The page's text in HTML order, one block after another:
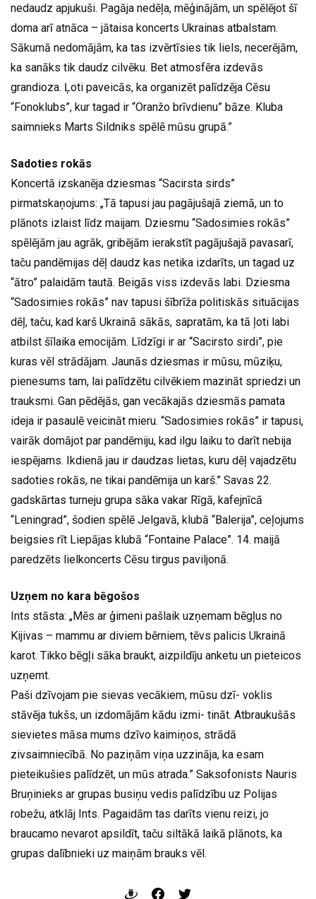
nedaudz apjukuši. Pagāja nedēļa, mēģinājām, un spēlējot šī
doma arī atnāca – jātaisa koncerts Ukrainas atbalstam.
Sākumā nedomājām, ka tas izvērtīsies tik liels, necerējām,
ka sanāks tik daudz cilvēku. Bet atmosfēra izdevās
grandioza. Ļoti paveicās, ka organizēt palīdzēja Cēsu
“Fonoklubs”, kur tagad ir “Oranžo brīvdienu” bāze. Kluba
saimnieks Marts Sildniks spēlē mūsu grupā.”
Sadoties rokās
Koncertā izskanēja dziesmas “Sacirsta sirds”
pirmatskaņojums: „Tā tapusi jau pagājušajā ziemā, un to
plānots izlaist līdz maijam. Dziesmu “Sadosimies rokās”
spēlējām jau agrāk, gribējām ierakstīt pagājušajā pavasarī,
taču pandēmijas dēļ daudz kas netika izdarīts, un tagad uz
“ātro” palaidām tautā. Beigās viss izdevās labi. Dziesma
“Sadosimies rokās” nav tapusi šībrīža politiskās situācijas
dēļ, taču, kad karš Ukrainā sākās, sapratām, ka tā ļoti labi
atbilst šīlaika emocijām. Līdzīgi ir ar “Sacirsto sirdi”, pie
kuras vēl strādājam. Jaunās dziesmas ir mūsu, mūziķu,
pienesums tam, lai palīdzētu cilvēkiem mazināt spriedzi un
trauksmi. Gan pēdējās, gan vecākajās dziesmās pamata
ideja ir pasaulē veicināt mieru. “Sadosimies rokās” ir tapusi,
vairāk domājot par pandēmiju, kad ilgu laiku to darīt nebija
iespējams. Ikdienā jau ir daudzas lietas, kuru dēļ vajadzētu
sadoties rokās, ne tikai pandēmija un karš.” Savas 22.
gadskārtas turneju grupa sāka vakar Rīgā, kafejnīcā
“Leningrad”, šodien spēlē Jelgavā, klubā “Balerija”, ceļojums
beigsies rīt Liepājas klubā “Fontaine Palace”. 14. maijā
paredzēts lielkoncerts Cēsu tirgus paviljonā.
Uzņem no kara bēgošos
Ints stāsta: „Mēs ar ģimeni pašlaik uzņemam bēgļus no
Kijivas – mammu ar diviem bērniem, tēvs palicis Ukrainā
karot. Tikko bēgļi sāka braukt, aizpildīju anketu un pieteicos
uzņemt.
Paši dzīvojam pie sievas vecākiem, mūsu dzī- voklis
stāvēja tukšs, un izdomājām kādu izmi- tināt. Atbraukušās
sievietes māsa mums dzīvo kaimiņos, strādā
zivsaimniecībā. No paziņām viņa uzzināja, ka esam
pieteikušies palīdzēt, un mūs atrada.” Saksofonists Nauris
Bruņinieks ar grupas busiņu vedis palīdzību uz Polijas
robežu, atklāj Ints. Pagaidām tas darīts vienu reizi, jo
braucamo nevarot apsildīt, taču siltākā laikā plānots, ka
grupas dalībnieki uz maiņām brauks vēl.